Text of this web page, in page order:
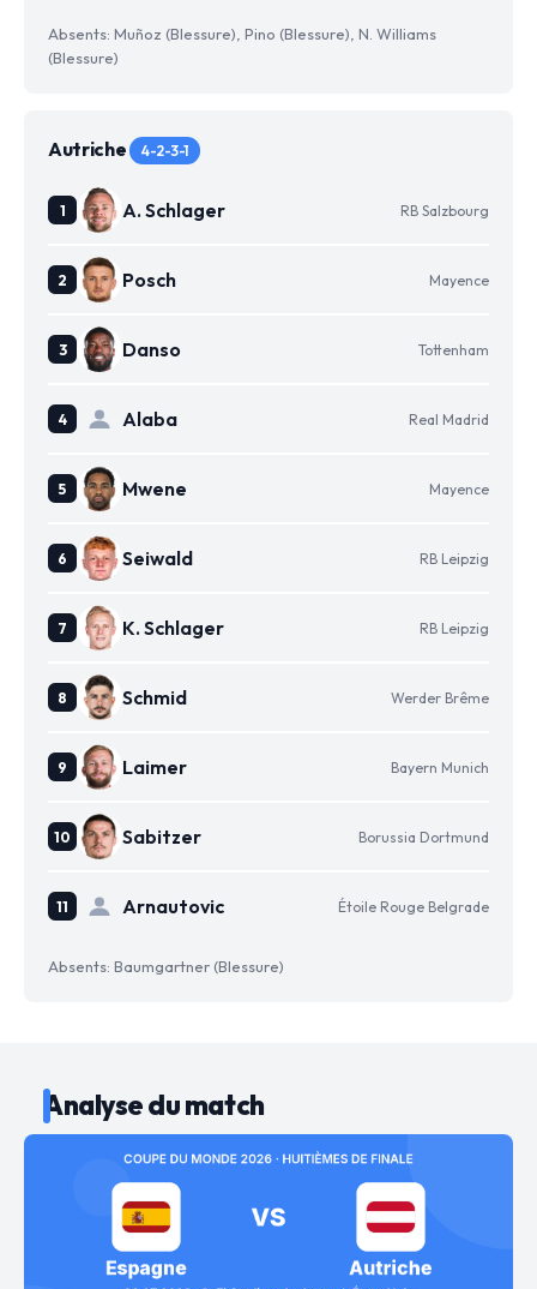
Absents: Muñoz (Blessure), Pino (Blessure), N. Williams
(Blessure)
Autriche 4-2-3-1
A. Schlager RB Salzbourg
Posch Mayence
Danso Tottenham
Alaba Real Madrid
Mwene Mayence
Seiwald RB Leipzig
K. Schlager RB Leipzig
Schmid Werder Brême
Laimer Bayern Munich
Sabitzer Borussia Dortmund
Arnautovic Étoile Rouge Belgrade
Absents: Baumgartner (Blessure)
Analyse du match